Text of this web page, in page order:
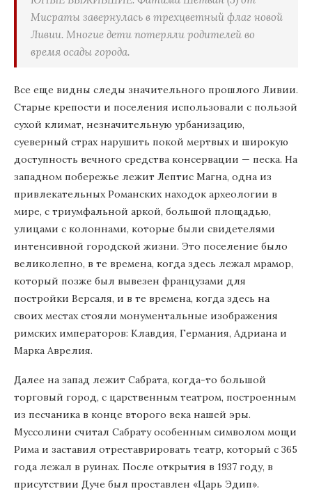
Мисраты завернулась в трехцветный флаг новой
Ливии. Многие дети потеряли родителей во
время осады города.
Все еще видны следы значительного прошлого Ливии.
Старые крепости и поселения использовали с пользой
сухой климат, незначительную урбанизацию,
суеверный страх нарушить покой мертвых и широкую
доступность вечного средства консервации — песка. На
западном побережье лежит Лептис Магна, одна из
привлекательных Романских находок археологии в
мире, с триумфальной аркой, большой площадью,
улицами с колоннами, которые были свидетелями
интенсивной городской жизни. Это поселение было
великолепно, в те времена, когда здесь лежал мрамор,
который позже был вывезен французами для
постройки Версаля, и в те времена, когда здесь на
своих местах стояли монументальные изображения
римских императоров: Клавдия, Германия, Адриана и
Марка Аврелия.
Далее на запад лежит Сабрата, когда-то большой
торговый город, с царственным театром, построенным
из песчаника в конце второго века нашей эры.
Муссолини считал Сабрату особенным символом мощи
Рима и заставил отреставрировать театр, который с 365
года лежал в руинах. После открытия в 1937 году, в
присутствии Дуче был проставлен «Царь Эдип».